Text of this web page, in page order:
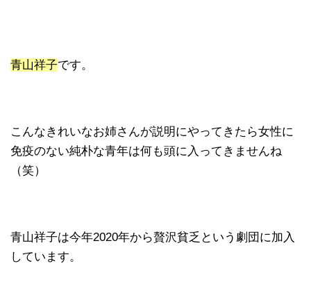
青山祥子です。
こんなきれいなお姉さんが説明にやってきたら女性に
免疫のない純朴な青年は何も頭に入ってきませんね
（笑）
青山祥子は今年2020年から贅沢貧乏という劇団に加入
しています。